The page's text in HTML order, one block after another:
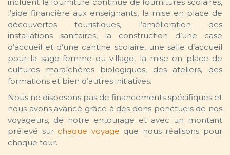
l’aide financière aux enseignants, la mise en place de
découvertes touristiques, l’amélioration des
installations sanitaires, la construction d’une case
d’accueil et d’une cantine scolaire, une salle d’accueil
pour la sage-femme du village, la mise en place de
cultures maraîchères biologiques, des ateliers, des
formations et bien d’autres initiatives.
Nous ne disposons pas de financements spécifiques et
nous avons avancé grâce à des dons ponctuels de nos
voyageurs, de notre entourage et avec un montant
prélevé sur chaque voyage que nous réalisons pour
chaque tour.